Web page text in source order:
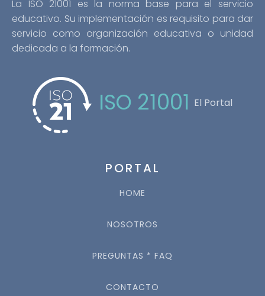
La ISO 21001 es la norma base para el servicio
educativo. Su implementación es requisito para dar
servicio como organización educativa o unidad
dedicada a la formación.
ISO 21001 El Portal
PORTAL
HOME
NOSOTROS
PREGUNTAS * FAQ
CONTACTO